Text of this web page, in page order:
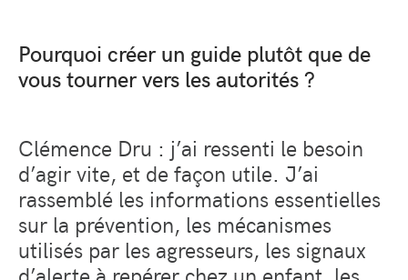
Pourquoi créer un guide plutôt que de
vous tourner vers les autorités ?
Clémence Dru : j’ai ressenti le besoin
d’agir vite, et de façon utile. J’ai
rassemblé les informations essentielles
sur la prévention, les mécanismes
utilisés par les agresseurs, les signaux